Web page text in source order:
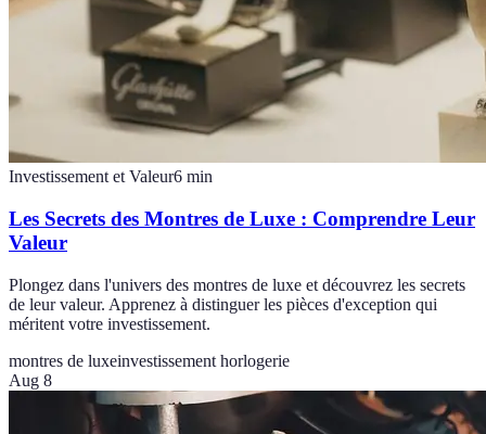
Investissement et Valeur6 min
Les Secrets des Montres de Luxe : Comprendre Leur
Valeur
Plongez dans l'univers des montres de luxe et découvrez les secrets
de leur valeur. Apprenez à distinguer les pièces d'exception qui
méritent votre investissement.
montres de luxeinvestissement horlogerie
Aug 8